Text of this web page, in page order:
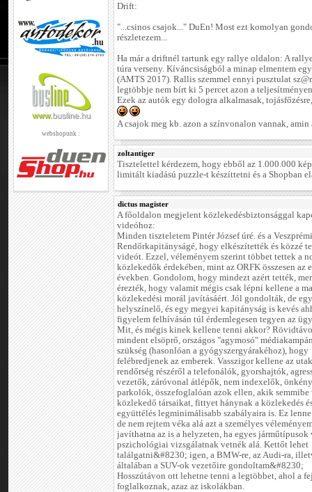
webshopunk :
Drift:
"...csinos csajok..." DuEn! Most ezt komolyan
részletezem...
Ha már a driftnél tartunk egy rallye oldalon: A
túra verseny. Kíváncsiságból a minap elmentem
(AMTS 2017). Rallis szemmel ennyi pusztulat
legtöbbje nem bírt ki 5 percet azon a
Ezek az autók egy dologra alkalmasak,
A csajok meg kb. azon a színvonalon vannak,
zoltantiger
Tisztelettel kérdezem, hogy ebből az 1.000.000
limitált kiadású puzzle-t készíttetni és a Shopban
dictus magister
A főoldalon megjelent közlekedésbiztonsággal
videóhoz:
Minden tiszteletem Pintér József úré. és a Veszprémi
Rendőrkapitányságé, hogy elkészítették és közzé
videót. Ezzel, véleményem szerint többet tettek a
közlekedők érdekében, mint az ORFK összesen az
években. Gondolom, hogy mindezt azért tették,
érezték, hogy valamit mégis csak lépni kellene a
közlekedési morál javításáért. Jól gondolták, de
helyszínelő, és egy megyei kapitányság is kevés
figyelem felhívásán túl érdemlegesen tegyen az
Mit, és mégis kinek kellene tenni akkor?
mindent elsöprő, országos "agymosó"
szükség (hasonlóan a gyógyszergyárakéhoz), hogy
felébredjenek az emberek. Vasszigor kellene az
rendőrség részéről a telefonálók, gyorshajtók,
vezetők, záróvonal átlépők, nem indexelők,
parkolók, összefoglalóan azok ellen, akik semmibe
közlekedő társaikat, fittyet hánynak a közlekedés
együttélés legminimálisabb szabályaira is. Ez
de nem rejtem véka alá azt a személyes
javíthatna az is a helyzeten, ha egyes járműtípusok
pszichológiai vizsgálatnak vetnék alá. Kettőt lehet
találgatni&#8230; igen, a BMW-re, az Audi-ra,
általában a SUV-ok vezetőire gondoltam&#8230;
Hosszútávon ott lehetne tenni a legtöbbet, ahol a
foglalkoznak, azaz az iskolákban.